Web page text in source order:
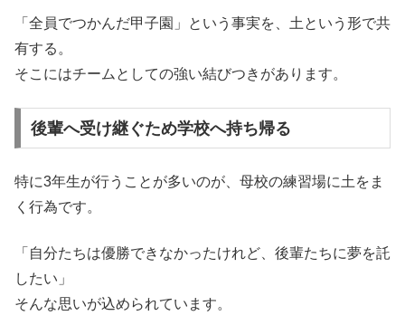
「全員でつかんだ甲子園」という事実を、土という形で共
有する。
そこにはチームとしての強い結びつきがあります。
後輩へ受け継ぐため学校へ持ち帰る
特に3年生が行うことが多いのが、母校の練習場に土をま
く行為です。
「自分たちは優勝できなかったけれど、後輩たちに夢を託
したい」
そんな思いが込められています。